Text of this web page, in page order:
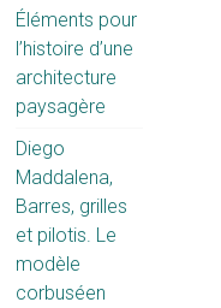
Éléments pour
l’histoire d’une
architecture
paysagère
Diego
Maddalena,
Barres, grilles
et pilotis. Le
modèle
corbuséen